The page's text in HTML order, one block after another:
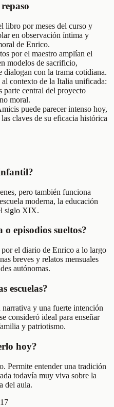
libro por meses del curso y
en observación íntima y
de Enrico.
por el maestro amplían el
modelos de sacrificio,
con la trama cotidiana.
contexto de la Italia unificada:
central del proyecto
moral.
puede parecer intenso hoy,
claves de su eficacia histórica
pero también funciona
moderna, la educación
siglo XIX.
episodios sueltos?
el diario de Enrico a lo largo
breves y relatos mensuales
autónomas.
escuelas?
y una fuerte intención
consideró ideal para enseñar
y patriotismo.
hoy?
Permite entender una tradición
todavía muy viva sobre la
del aula.